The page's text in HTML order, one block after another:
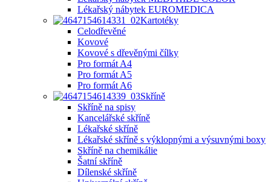
Lékařský nábytek EUROMEDICA
Kartotéky
Celodřevěné
Kovové
Kovové s dřevěnými čílky
Pro formát A4
Pro formát A5
Pro formát A6
Skříně
Skříně na spisy
Kancelářské skříně
Lékařské skříně
Lékařské skříně s výklopnými a výsuvnými boxy
Skříně na chemikálie
Šatní skříně
Dílenské skříně